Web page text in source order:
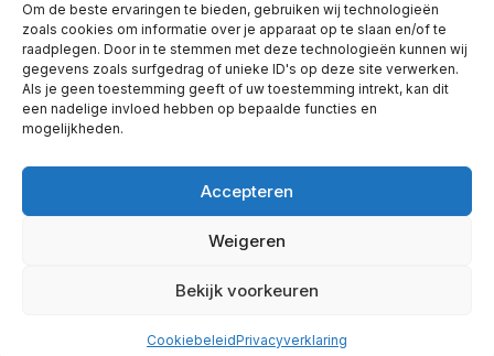
Om de beste ervaringen te bieden, gebruiken wij technologieën
zoals cookies om informatie over je apparaat op te slaan en/of te
raadplegen. Door in te stemmen met deze technologieën kunnen wij
gegevens zoals surfgedrag of unieke ID's op deze site verwerken.
Als je geen toestemming geeft of uw toestemming intrekt, kan dit
een nadelige invloed hebben op bepaalde functies en
mogelijkheden.
Accepteren
Weigeren
Bekijk voorkeuren
CookiebeleidPrivacyverklaring
Zorg, Welzijn en Onderwijs
Overig
HELP ONS MEE
Privacyverklaring